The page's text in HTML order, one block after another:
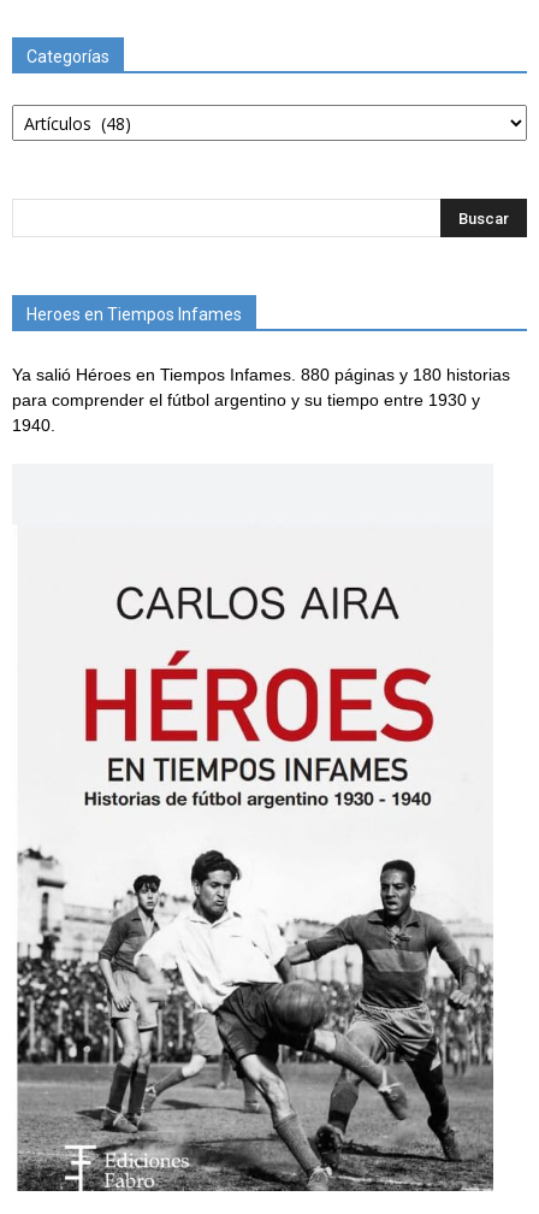
Categorías
Categorías
Heroes en Tiempos Infames
Ya salió Héroes en Tiempos Infames. 880 páginas y 180 historias
para comprender el fútbol argentino y su tiempo entre 1930 y
1940.